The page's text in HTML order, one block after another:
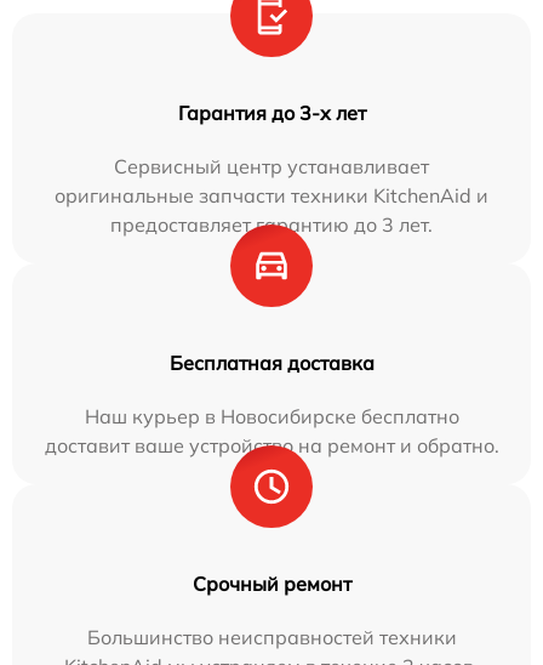
Гарантия до 3-х лет
Сервисный центр устанавливает
оригинальные запчасти техники KitchenAid и
предоставляет гарантию до 3 лет.
Бесплатная доставка
Наш курьер в Новосибирске бесплатно
доставит ваше устройство на ремонт и обратно.
Срочный ремонт
Большинство неисправностей техники